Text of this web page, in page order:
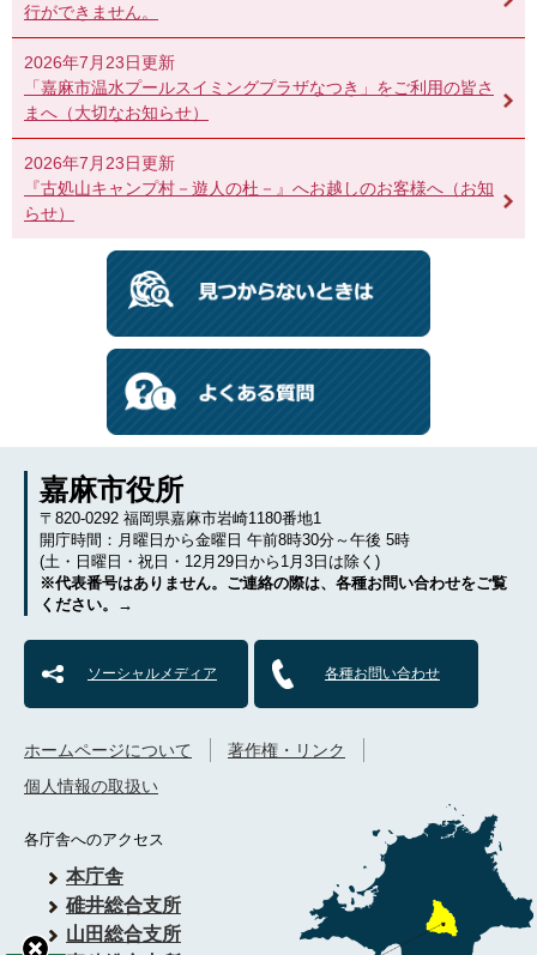
行ができません。
2026年7月23日更新
「嘉麻市温水プールスイミングプラザなつき」をご利用の皆さ
まへ（大切なお知らせ）
2026年7月23日更新
『古処山キャンプ村－遊人の杜－』へお越しのお客様へ（お知
らせ）
嘉麻市役所
〒820-0292 福岡県嘉麻市岩崎1180番地1
開庁時間：月曜日から金曜日 午前8時30分～午後 5時
(土・日曜日・祝日・12月29日から1月3日は除く)
※代表番号はありません。ご連絡の際は、各種お問い合わせをご覧
ください。→
ソーシャルメディア 各種お問い合わせ
各庁舎へのアクセス
本庁舎
碓井総合支所
山田総合支所
ホームページについて
著作権・リンク
個人情報の取扱い